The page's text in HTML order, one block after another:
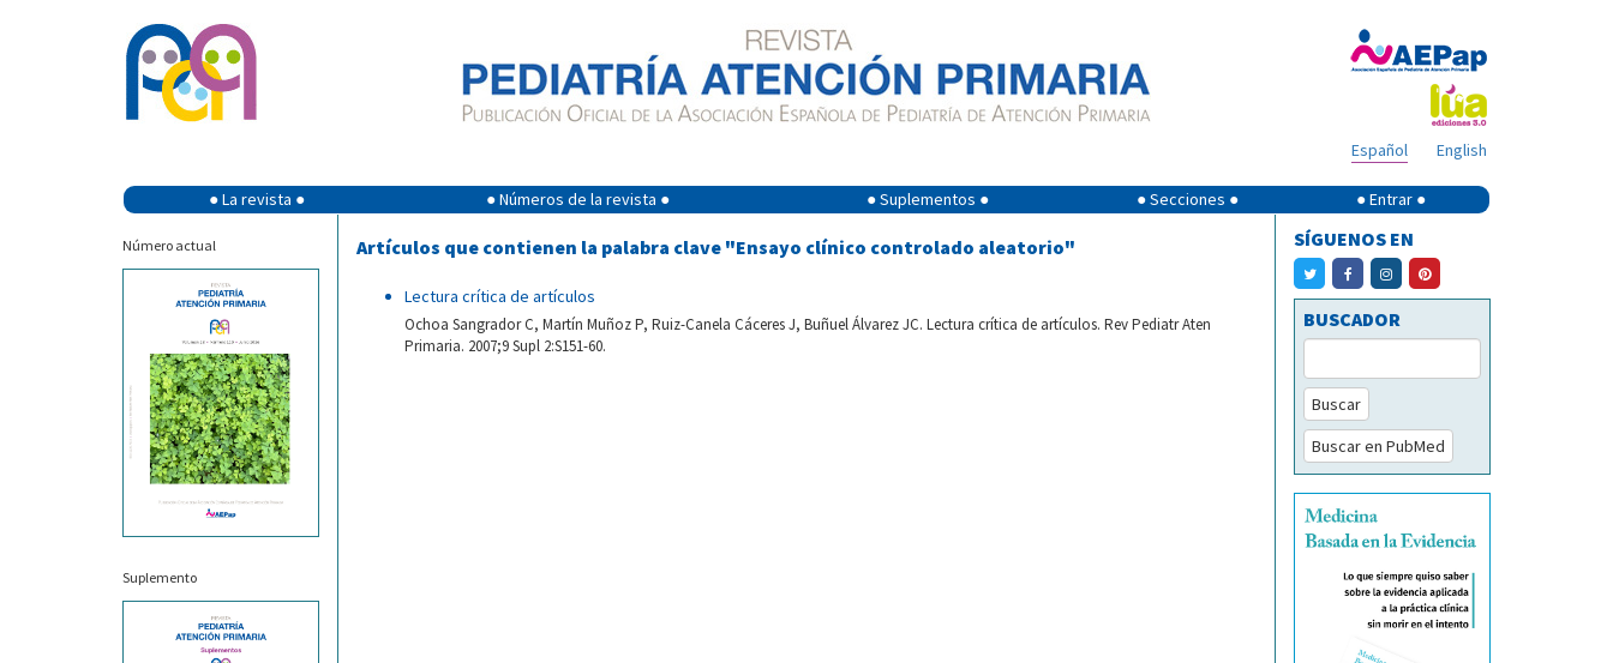
English
Español
● La revista ● ● Números de la revista ● ● Suplementos ● ● Secciones ● ● Entrar ●
Número actual
Suplemento
Artículos que contienen la palabra clave "Ensayo clínico controlado aleatorio"
Lectura crítica de artículos
Ochoa Sangrador C, Martín Muñoz P, Ruiz-Canela Cáceres J, Buñuel Álvarez JC. Lectura crítica de artículos. Rev Pediatr Aten
Primaria. 2007;9 Supl 2:S151-60.
SÍGUENOS EN
BUSCADOR
Buscar
Buscar en PubMed